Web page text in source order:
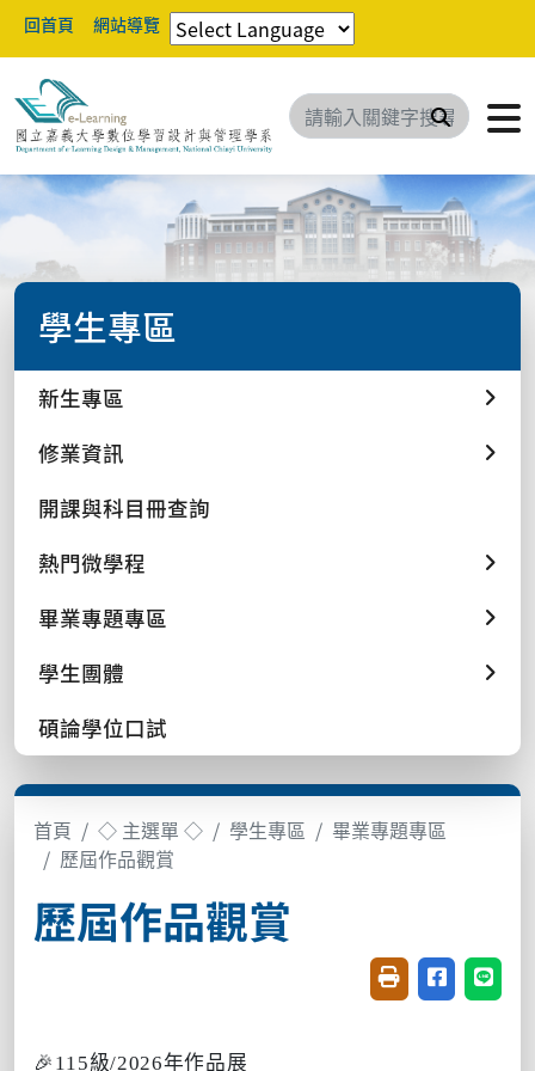
回首頁 網站導覽
搜尋
學生專區
新生專區
修業資訊
開課與科目冊查詢
熱門微學程
畢業專題專區
學生團體
碩論學位口試
首頁 ◇ 主選單 ◇ 學生專區
畢業專題專區
歷屆作品觀賞
歷屆作品觀賞
友善列印(開新視
分享至臉書
分享
🎉115級/2026年作品展